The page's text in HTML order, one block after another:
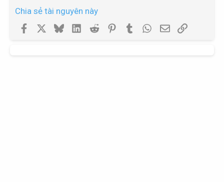
Chia sẻ tài nguyên này
Facebook BlueskyLinkedInReddit PinterestTumblr WhatsApp
EmailLink